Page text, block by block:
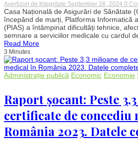
Avertizori de Integritate September 26, 2024 0
Casa Națională de Asigurări de Sănătate
începând de marți, Platforma Informatică
(PIAS) a întâmpinat dificultăți tehnice,
semnare a serviciilor medicale cu cardul
Read More
3 Minutes
Administrație publică Economic Economie
Raport șocant: Peste
certificate de concediu
România 2023. Datele